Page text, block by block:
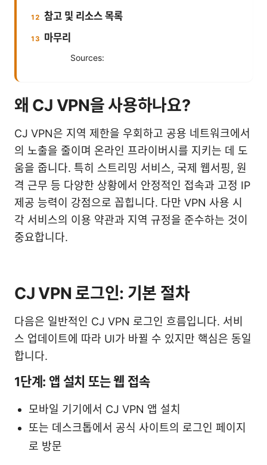
참고 및 리소스 목록
마무리
Sources:
왜 CJ VPN을 사용하나요?
CJ VPN은 지역 제한을 우회하고 공용 네트워크에서
의 노출을 줄이며 온라인 프라이버시를 지키는 데 도
움을 줍니다. 특히 스트리밍 서비스, 국제 웹서핑, 원
격 근무 등 다양한 상황에서 안정적인 접속과 고정 IP
제공 능력이 강점으로 꼽힙니다. 다만 VPN 사용 시
각 서비스의 이용 약관과 지역 규정을 준수하는 것이
중요합니다.
CJ VPN 로그인: 기본 절차
다음은 일반적인 CJ VPN 로그인 흐름입니다. 서비
스 업데이트에 따라 UI가 바뀔 수 있지만 핵심은 동일
합니다.
1단계: 앱 설치 또는 웹 접속
모바일 기기에서 CJ VPN 앱 설치
또는 데스크톱에서 공식 사이트의 로그인 페이지
로 방문